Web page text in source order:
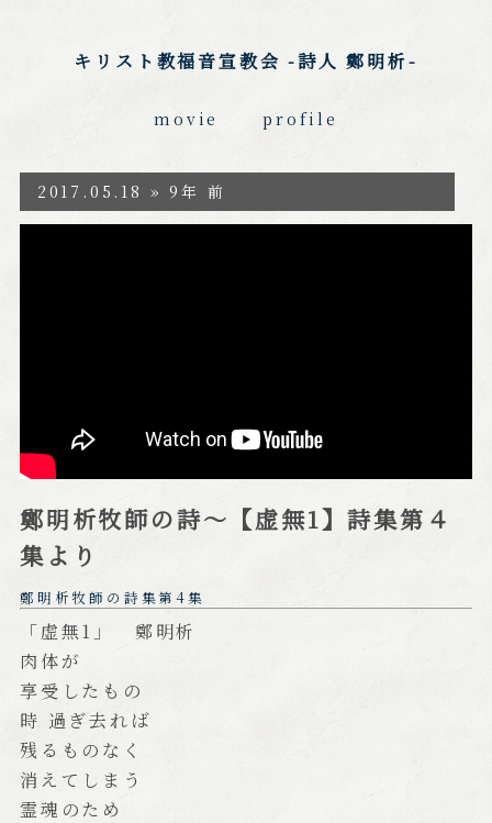
キリスト教福音宣教会 -詩人 鄭明析-
movie profile
2017.05.18 » 9年 前
鄭明析牧師の詩～【虚無1】詩集第４
集より
鄭明析牧師の詩集第4集
「虚無1」 鄭明析
肉体が
享受したもの
時 過ぎ去れば
残るものなく
消えてしまう
霊魂のため